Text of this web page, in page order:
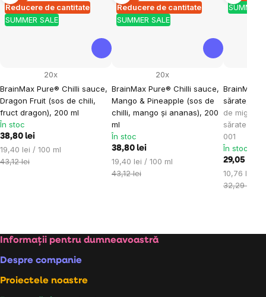
Reducere de cantitate
SUMMER SALE
BrainMax Pure® Chilli sauce,
Dragon Fruit (sos de chili,
fruct dragon), 200 ml
20x
În stoc
38,80 lei
Evaluare
preţ:
19,40 lei / 100 ml
43,12 lei
Reducere de cantitate
SUMMER SALE
BrainMax Pure® Chilli sauce,
Mango & Pineapple (sos de
chilli, mango și ananas), 200
ml
20x
În stoc
38,80 lei
Evaluare
preţ:
19,40 lei / 100 ml
43,12 lei
SUMMER
BrainMax
sărate,
de
sărate /
001
În stoc
29,05 lei
Evaluare
preţ:
10,76 lei /
32,29 lei
Subsol
Informații pentru dumneavoastră
Despre companie
Proiectele noastre